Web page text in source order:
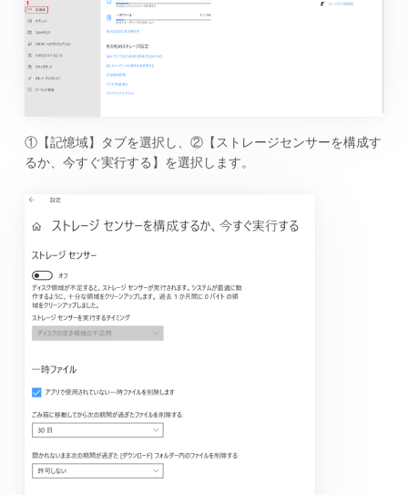
①【記憶域】タブを選択し、②【ストレージセンサーを構成す
るか、今すぐ実行する】を選択します。